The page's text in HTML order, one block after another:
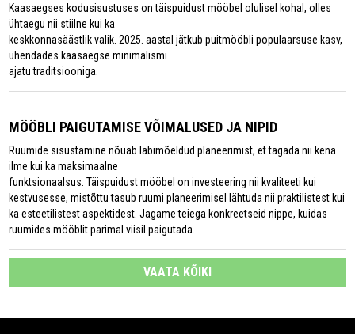
Kaasaegses kodusisustuses on täispuidust mööbel olulisel kohal, olles
ühtaegu nii stiilne kui ka
keskkonnasäästlik valik. 2025. aastal jätkub puitmööbli populaarsuse kasv,
ühendades kaasaegse minimalismi
ajatu traditsiooniga.
MÖÖBLI PAIGUTAMISE VÕIMALUSED JA NIPID
Ruumide sisustamine nõuab läbimõeldud planeerimist, et tagada nii kena
ilme kui ka maksimaalne
funktsionaalsus. Täispuidust mööbel on investeering nii kvaliteeti kui
kestvusesse, mistõttu tasub ruumi planeerimisel lähtuda nii praktilistest kui
ka esteetilistest aspektidest. Jagame teiega konkreetseid nippe, kuidas
ruumides mööblit parimal viisil paigutada.
VAATA KÕIKI